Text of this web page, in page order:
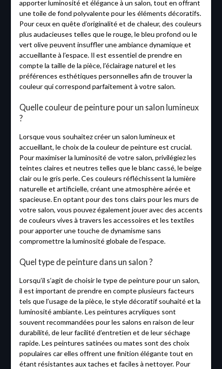
apporter luminosité et élégance à un salon, tout en offrant
une toile de fond polyvalente pour les éléments décoratifs.
Pour ceux en quête d’originalité et de chaleur, des couleurs
plus audacieuses telles que le rouge, le bleu profond ou le
vert olive peuvent insuffler une ambiance dynamique et
accueillante à l’espace. Il est essentiel de prendre en
compte la taille de la pièce, l’éclairage naturel et les
préférences esthétiques personnelles afin de trouver la
couleur qui correspond parfaitement à votre salon.
Quelle couleur de peinture pour un salon lumineux
?
Lorsque vous souhaitez créer un salon lumineux et
accueillant, le choix de la couleur de peinture est crucial.
Pour maximiser la luminosité de votre salon, privilégiez les
teintes claires et neutres telles que le blanc cassé, le beige
clair ou le gris perle. Ces couleurs réfléchissent la lumière
naturelle et artificielle, créant une atmosphère aérée et
spacieuse. En optant pour des tons clairs pour les murs de
votre salon, vous pouvez également jouer avec des accents
de couleurs vives à travers les accessoires et les textiles
pour apporter une touche de dynamisme sans
compromettre la luminosité globale de l’espace.
Quel type de peinture dans un salon ?
Lorsqu’il s’agit de choisir le type de peinture pour un salon,
il est important de prendre en compte plusieurs facteurs
tels que l’usage de la pièce, le style décoratif souhaité et la
luminosité ambiante. Les peintures acryliques sont
souvent recommandées pour les salons en raison de leur
durabilité, de leur facilité d’entretien et de leur séchage
rapide. Les peintures satinées ou mates sont des choix
populaires car elles offrent une finition élégante tout en
étant résistantes aux taches et faciles à nettoyer. Pour